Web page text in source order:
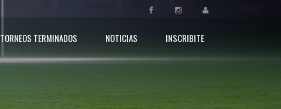
TORNEOS TERMINADOS NOTICIAS INSCRIBITE